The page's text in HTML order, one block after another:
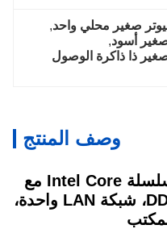
صغير محلي واحد,
أسود,
كمبيوتر صغير ذا ذاكرة الوصول
وصف المنتج
كمبيوتر مصغر أسود من سلسلة Intel Core مع
ذاكرة وصول عشوائي DDR3L، شبكة LAN واحدة،